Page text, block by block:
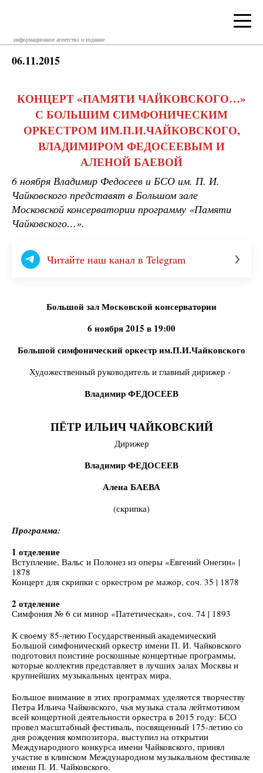
информационное агентство и издание
06.11.2015
КОНЦЕРТ «ПАМЯТИ ЧАЙКОВСКОГО…»
С БОЛЬШИМ СИМФОНИЧЕСКИМ
ОРКЕСТРОМ ИМ.П.И.ЧАЙКОВСКОГО,
ВЛАДИМИРОМ ФЕДОСЕЕВЫМ И
АЛЕНОЙ БАЕВОЙ
6 ноября Владимир Федосеев и БСО им. П. И.
Чайковского представят в Большом зале
Московской консерватории программу «Памяти
Чайковского…».
Читайте наш канал в Telegram
Большой зал Московской консерватории
6 ноября 2015 в 19:00
Большой симфонический оркестр им.П.И.Чайковского
Художественный руководитель и главный дирижер -
Владимир ФЕДОСЕЕВ
ПЁТР ИЛЬИЧ ЧАЙКОВСКИЙ
Дирижер
Владимир ФЕДОСЕЕВ
Алена БАЕВА
(скрипка)
Программа:
1 отделение
Вступление, Вальс и Полонез из оперы «Евгений Онегин» |
1878
Концерт для скрипки с оркестром ре мажор, соч. 35 | 1878
2 отделение
Симфония № 6 си минор «Патетическая», соч. 74 | 1893
К своему 85-летию Государственный академический
Большой симфонический оркестр имени П. И. Чайковского
подготовил поистине роскошные концертные программы,
которые коллектив представляет в лучших залах Москвы и
крупнейших музыкальных центрах мира.
Большое внимание в этих программах уделяется творчеству
Петра Ильича Чайковского, чья музыка стала лейтмотивом
всей концертной деятельности оркестра в 2015 году: БСО
провел масштабный фестиваль, посвященный 175-летию со
дня рождения композитора, выступил на открытии
Международного конкурса имени Чайковского, принял
участие в клинском Международном музыкальном фестивале
имени П. И. Чайковского.